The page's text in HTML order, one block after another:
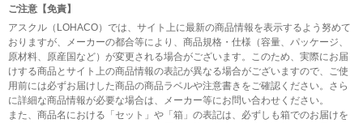
ご注意【免責】
アスクル（LOHACO）では、サイト上に最新の商品情報を表示するよう努めて
おりますが、メーカーの都合等により、商品規格・仕様（容量、パッケージ、
原材料、原産国など）が変更される場合がございます。このため、実際にお届
けする商品とサイト上の商品情報の表記が異なる場合がございますので、ご使
用前には必ずお届けした商品の商品ラベルや注意書きをご確認ください。さら
に詳細な商品情報が必要な場合は、メーカー等にお問い合わせください。
また、商品名における「セット」や「箱」の表記は、必ずしも箱でのお届けを